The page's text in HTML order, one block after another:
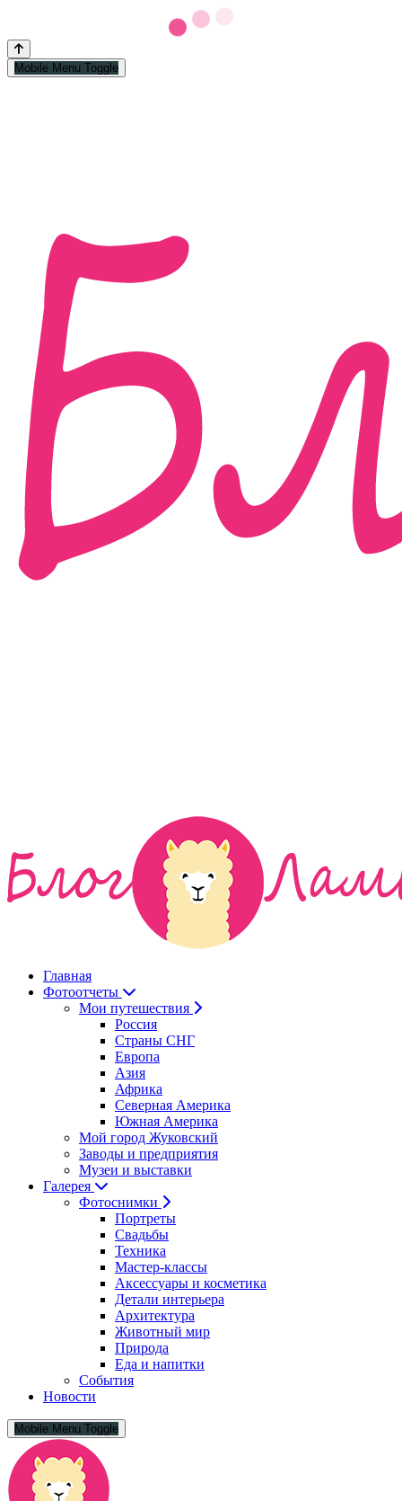
Mobile Menu Toggle
Главная
Фотоотчеты
Мои путешествия
Россия
Страны СНГ
Европа
Азия
Африка
Северная Америка
Южная Америка
Мой город Жуковский
Заводы и предприятия
Музеи и выставки
Галерея
Фотоснимки
Портреты
Свадьбы
Техника
Мастер-классы
Аксессуары и косметика
Детали интерьера
Архитектура
Животный мир
Природа
Еда и напитки
События
Новости
Mobile Menu Toggle